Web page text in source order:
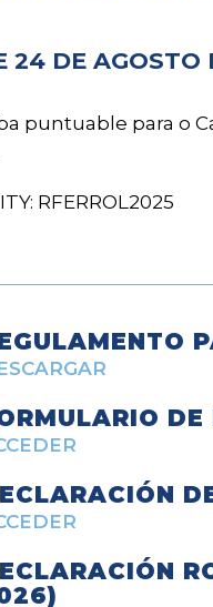
24 DE AGOSTO
puntuable para o
RFERROL2025
DE